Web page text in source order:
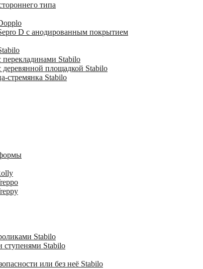
типа
D с анодированным покрытием
перекладинами Stabilo
деревянной площадкой Stabilo
стремянка Stabilo
Stabilo
ступенями Stabilo
или без неё Stabilo